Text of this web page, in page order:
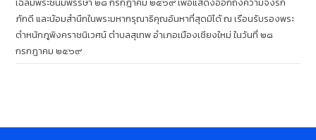
ภักดี และน้อมสำนึกในพระมหากรุณาธิคุณอันหาที่สุดมิได้ ณ เรือนรับรองพระ
ตำหนักภูพิงคราชนิเวศน์ ตำบลสุเทพ อำเภอเมืองเชียงใหม่ ในวันที่ ๒๘
กรกฎาคม ๒๕๖๙